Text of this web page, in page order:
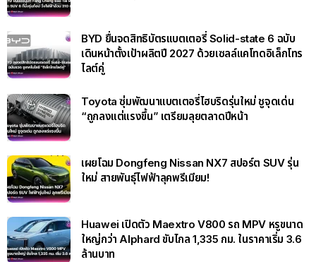
BYD ยื่นจดสิทธิบัตรแบตเตอรี่ Solid-state 6 ฉบับ
เดินหน้าตั้งเป้าผลิตปี 2027 ด้วยเซลล์แคโทดอิเล็กโทร
ไลต์คู่
Toyota ซุ่มพัฒนาแบตเตอรี่ไฮบริดรุ่นใหม่ ชูจุดเด่น
“ถูกลงแต่แรงขึ้น” เตรียมลุยตลาดปีหน้า
เผยโฉม Dongfeng Nissan NX7 สปอร์ต SUV รุ่น
ใหม่ สายพันธุ์ไฟฟ้าลุคพรีเมียม!
Huawei เปิดตัว Maextro V800 รถ MPV หรูขนาด
ใหญ่กว่า Alphard ขับไกล 1,335 กม. ในราคาเริ่ม 3.6
ล้านบาท